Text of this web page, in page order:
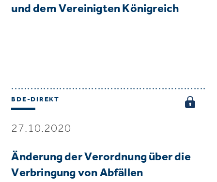
und dem Vereinigten Königreich
BDE-DIREKT
27.10.2020
Änderung der Verordnung über die
Verbringung von Abfällen